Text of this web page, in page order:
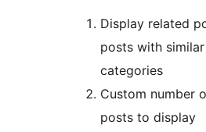
Display related
posts with
categories
Custom number
posts to display